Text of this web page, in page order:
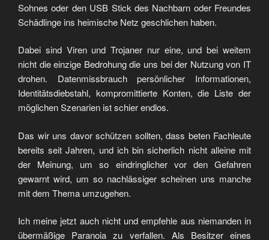
Sohnes oder den USB Stick des Nachbarn oder Freundes
Schädlinge ins heimische Netz geschlichen haben.
Dabei sind Viren und Trojaner nur eine, und bei weitem
nicht die einzige Bedrohung die uns bei der Nutzung von IT
drohen. Datenmissbrauch persönlicher Informationen,
Identitätsdiebstahl, kompromittierte Konten, die Liste der
möglichen Szenarien ist schier endlos.
Das wir uns davor schützen sollten, dass beten Fachleute
bereits seit Jahren, und ich bin sicherlich nicht alleine mit
der Meinung, um so eindringlicher vor den Gefahren
gewarnt wird, um so nachlässiger scheinen uns manche
mit dem Thema umzugehen.
Ich meine jetzt auch nicht und empfehle aus niemanden in
übermäßige Paranoia zu verfallen. Als Besitzer eines